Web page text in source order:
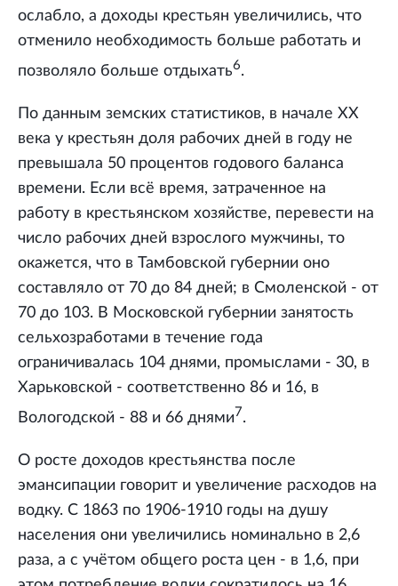
ослабло, а доходы крестьян увеличились, что
отменило необходимость больше работать и
позволяло больше отдыхать6.
По данным земских статистиков, в начале ХХ
века у крестьян доля рабочих дней в году не
превышала 50 процентов годового баланса
времени. Если всё время, затраченное на
работу в крестьянском хозяйстве, перевести на
число рабочих дней взрослого мужчины, то
окажется, что в Тамбовской губернии оно
составляло от 70 до 84 дней; в Смоленской - от
70 до 103. В Московской губернии занятость
сельхозработами в течение года
ограничивалась 104 днями, промыслами - 30, в
Харьковской - соответственно 86 и 16, в
Вологодской - 88 и 66 днями7.
О росте доходов крестьянства после
эмансипации говорит и увеличение расходов на
водку. С 1863 по 1906-1910 годы на душу
населения они увеличились номинально в 2,6
раза, а с учётом общего роста цен - в 1,6, при